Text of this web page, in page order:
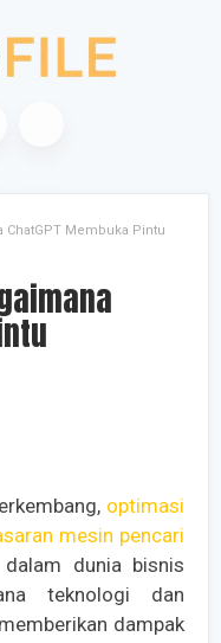
ChatGPT Membuka Pintu
optimasi
mesin pencari
dunia bisnis
teknologi dan
dampak